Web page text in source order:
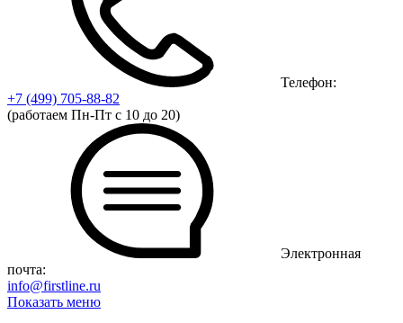
Телефон:
+7 (499) 705-88-82
(работаем Пн-Пт с 10 до 20)
Электронная
почта:
info@firstline.ru
Показать меню